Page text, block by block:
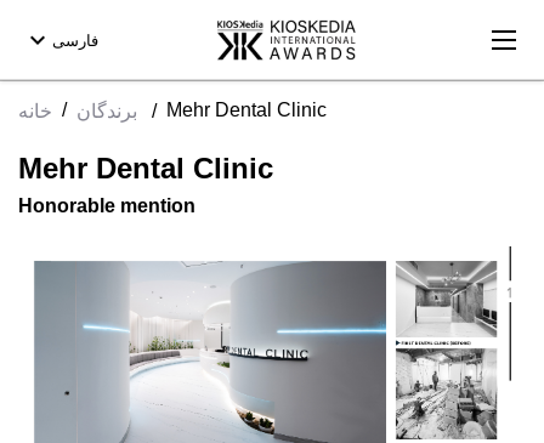
فارسی expand_more
خانه / / Mehr Dental Clinic
Mehr Dental Clinic
Honorable mention